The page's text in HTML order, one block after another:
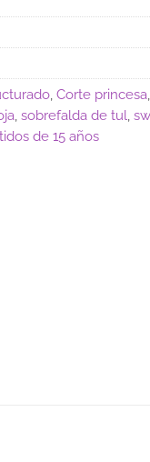
Corte princesa
sobrefalda de tul
de 15 años